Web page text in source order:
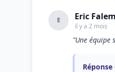
E Eric
il y a 2 mois
"Une équipe